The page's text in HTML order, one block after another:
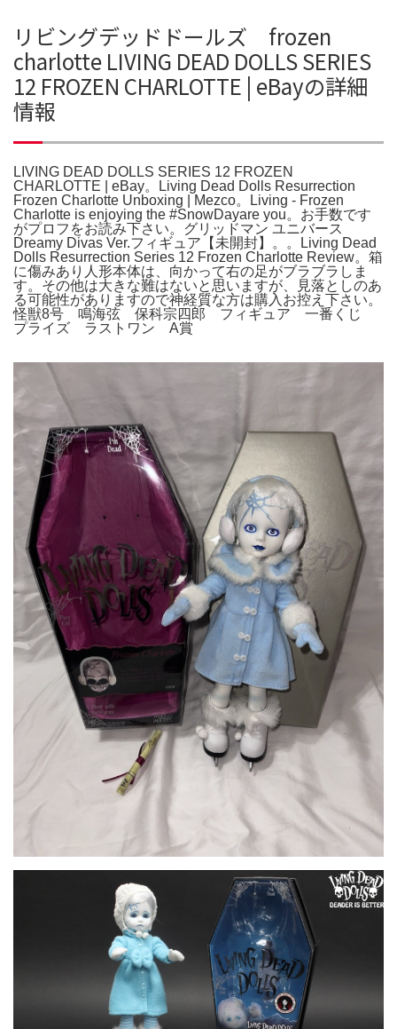
リビングデッドドールズ frozen
charlotte LIVING DEAD DOLLS SERIES
12 FROZEN CHARLOTTE | eBayの詳細
情報
LIVING DEAD DOLLS SERIES 12 FROZEN
CHARLOTTE | eBay。Living Dead Dolls Resurrection
Frozen Charlotte Unboxing | Mezco。Living - Frozen
Charlotte is enjoying the #SnowDayare you。お手数です
がプロフをお読み下さい。グリッドマン ユニバース
Dreamy Divas Ver.フィギュア【未開封】。。Living Dead
Dolls Resurrection Series 12 Frozen Charlotte Review。箱
に傷みあり人形本体は、向かって右の足がブラブラしま
す。その他は大きな難はないと思いますが、見落としのあ
る可能性がありますので神経質な方は購入お控え下さい。
怪獣8号 鳴海弦 保科宗四郎 フィギュア 一番くじ
プライズ ラストワン A賞